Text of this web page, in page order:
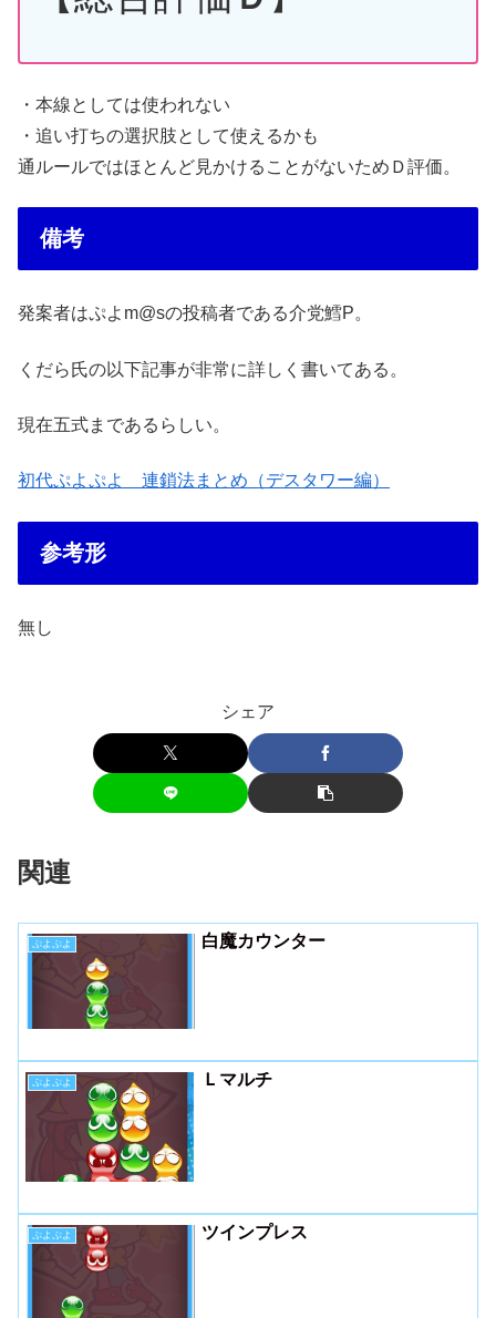
・本線としては使われない
・追い打ちの選択肢として使えるかも
通ルールではほとんど見かけることがないためＤ評価。
備考
発案者はぷよm@sの投稿者である介党鱈P。
くだら氏の以下記事が非常に詳しく書いてある。
現在五式まであるらしい。
初代ぷよぷよ 連鎖法まとめ（デスタワー編）
参考形
無し
シェア
関連
ぷよぷよ 白魔カウンター
ぷよぷよ Ｌマルチ
ぷよぷよ ツインプレス